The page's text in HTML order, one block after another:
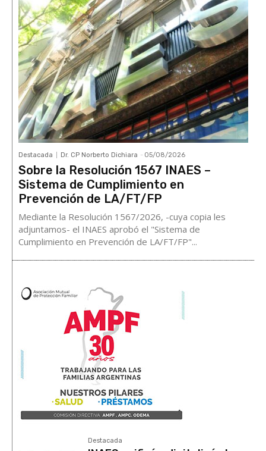
Destacada Dr. CP Norberto Dichiara - 05/08/2026
Sobre la Resolución 1567 INAES –
Sistema de Cumplimiento en
Prevención de LA/FT/FP
Mediante la Resolución 1567/2026, -cuya copia les
adjuntamos- el INAES aprobó el "Sistema de
Cumplimiento en Prevención de LA/FT/FP"...
Destacada